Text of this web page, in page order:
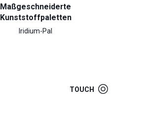
Maßgeschneiderte
Kunststoffpaletten
Iridium-Pal
TOUCH